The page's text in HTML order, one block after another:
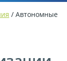
/ Автономные